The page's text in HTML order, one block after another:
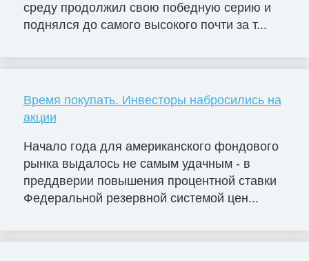
среду продолжил свою победную серию и
поднялся до самого высокого почти за т...
Время покупать. Инвесторы набросились на
акции
Начало года для американского фондового
рынка выдалось не самым удачным - в
преддверии повышения процентной ставки
Федеральной резервной системой цен...